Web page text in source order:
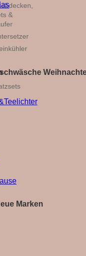
&
Marken